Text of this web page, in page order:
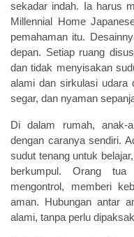
sekadar indah. Ia harus
Millennial Home
pemahaman itu.
depan. Setiap ruang
dan tidak menyisakan
alami dan sirkulasi udara
segar, dan nyaman
Di dalam rumah, anak-
dengan caranya sendiri.
sudut tenang untuk
berkumpul. Orang
mengontrol, memberi
aman. Hubungan antar
alami, tanpa perlu